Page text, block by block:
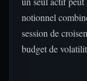
notionnel
session de
budget de